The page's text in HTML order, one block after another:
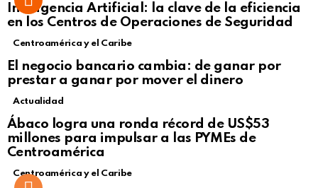
Inteligencia Artificial: la clave de la eficiencia
en los Centros de Operaciones de Seguridad
Centroamérica y el Caribe
El negocio bancario cambia: de ganar por
prestar a ganar por mover el dinero
Not Safe For Work
Click to view this post
Actualidad
Ábaco logra una ronda récord de US$53
millones para impulsar a las PYMEs de
Centroamérica
Centroamérica y el Caribe